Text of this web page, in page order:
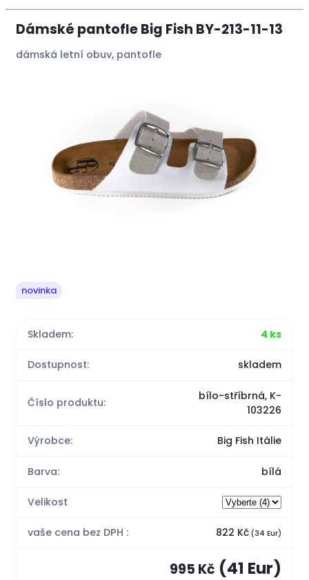
Dámské pantofle Big Fish BY-213-11-13
dámská letní obuv, pantofle
novinka
Skladem: 4 ks
Dostupnost: skladem
Číslo produktu:
bílo-stříbrná, K-
103226
Výrobce: Big Fish Itálie
Barva: bílá
Velikost
vaše cena bez DPH : 822 Kč(34 Eur)
995 Kč (41 Eur)